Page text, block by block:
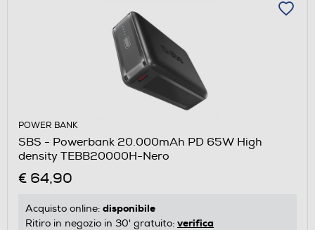
POWER BANK
SBS - Powerbank 20.000mAh PD 65W High
density TEBB20000H-Nero
€ 64,90
Acquisto online: disponibile
Ritiro in negozio in 30' gratuito: verifica